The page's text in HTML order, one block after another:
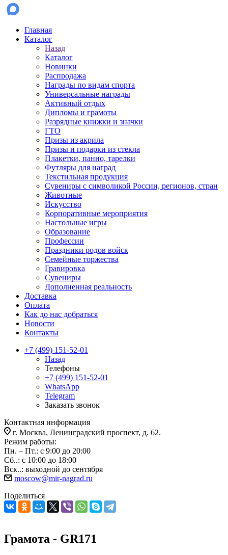
Главная
Каталог
Назад
Каталог
Новинки
Распродажа
Награды по видам спорта
Универсальные награды
Активный отдых
Дипломы и грамоты
Разрядные книжки и значки
ГТО
Призы из акрила
Призы и подарки из стекла
Плакетки, панно, тарелки
Футляры для наград
Текстильная продукция
Сувениры с символикой России, регионов, стран
Животные
Искусство
Корпоративные мероприятия
Настольные игры
Образование
Профессии
Праздники родов войск
Семейные торжества
Гравировка
Сувениры
Дополненная реальность
Доставка
Оплата
Как до нас добраться
Новости
Контакты
+7 (499) 151-52-01
Назад
Телефоны
+7 (499) 151-52-01
WhatsApp
Telegram
Заказать звонок
Контактная информация
г. Москва, Ленинградский проспект, д. 62.
Режим работы:
Пн. – Пт.: с 9:00 до 20:00
Сб..: с 10:00 до 18:00
Вск..: выходной до сентября
moscow@mir-nagrad.ru
Поделиться
Грамота - GR171